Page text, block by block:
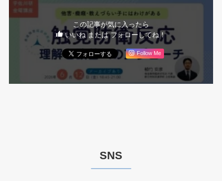
SNS
この記事が気に入ったら
いいね または フォローしてね！
Follow Me